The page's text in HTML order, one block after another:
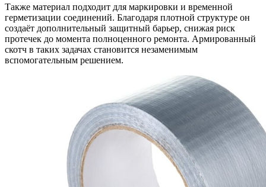
Также материал подходит для маркировки и временной
герметизации соединений. Благодаря плотной структуре он
создаёт дополнительный защитный барьер, снижая риск
протечек до момента полноценного ремонта. Армированный
скотч в таких задачах становится незаменимым
вспомогательным решением.